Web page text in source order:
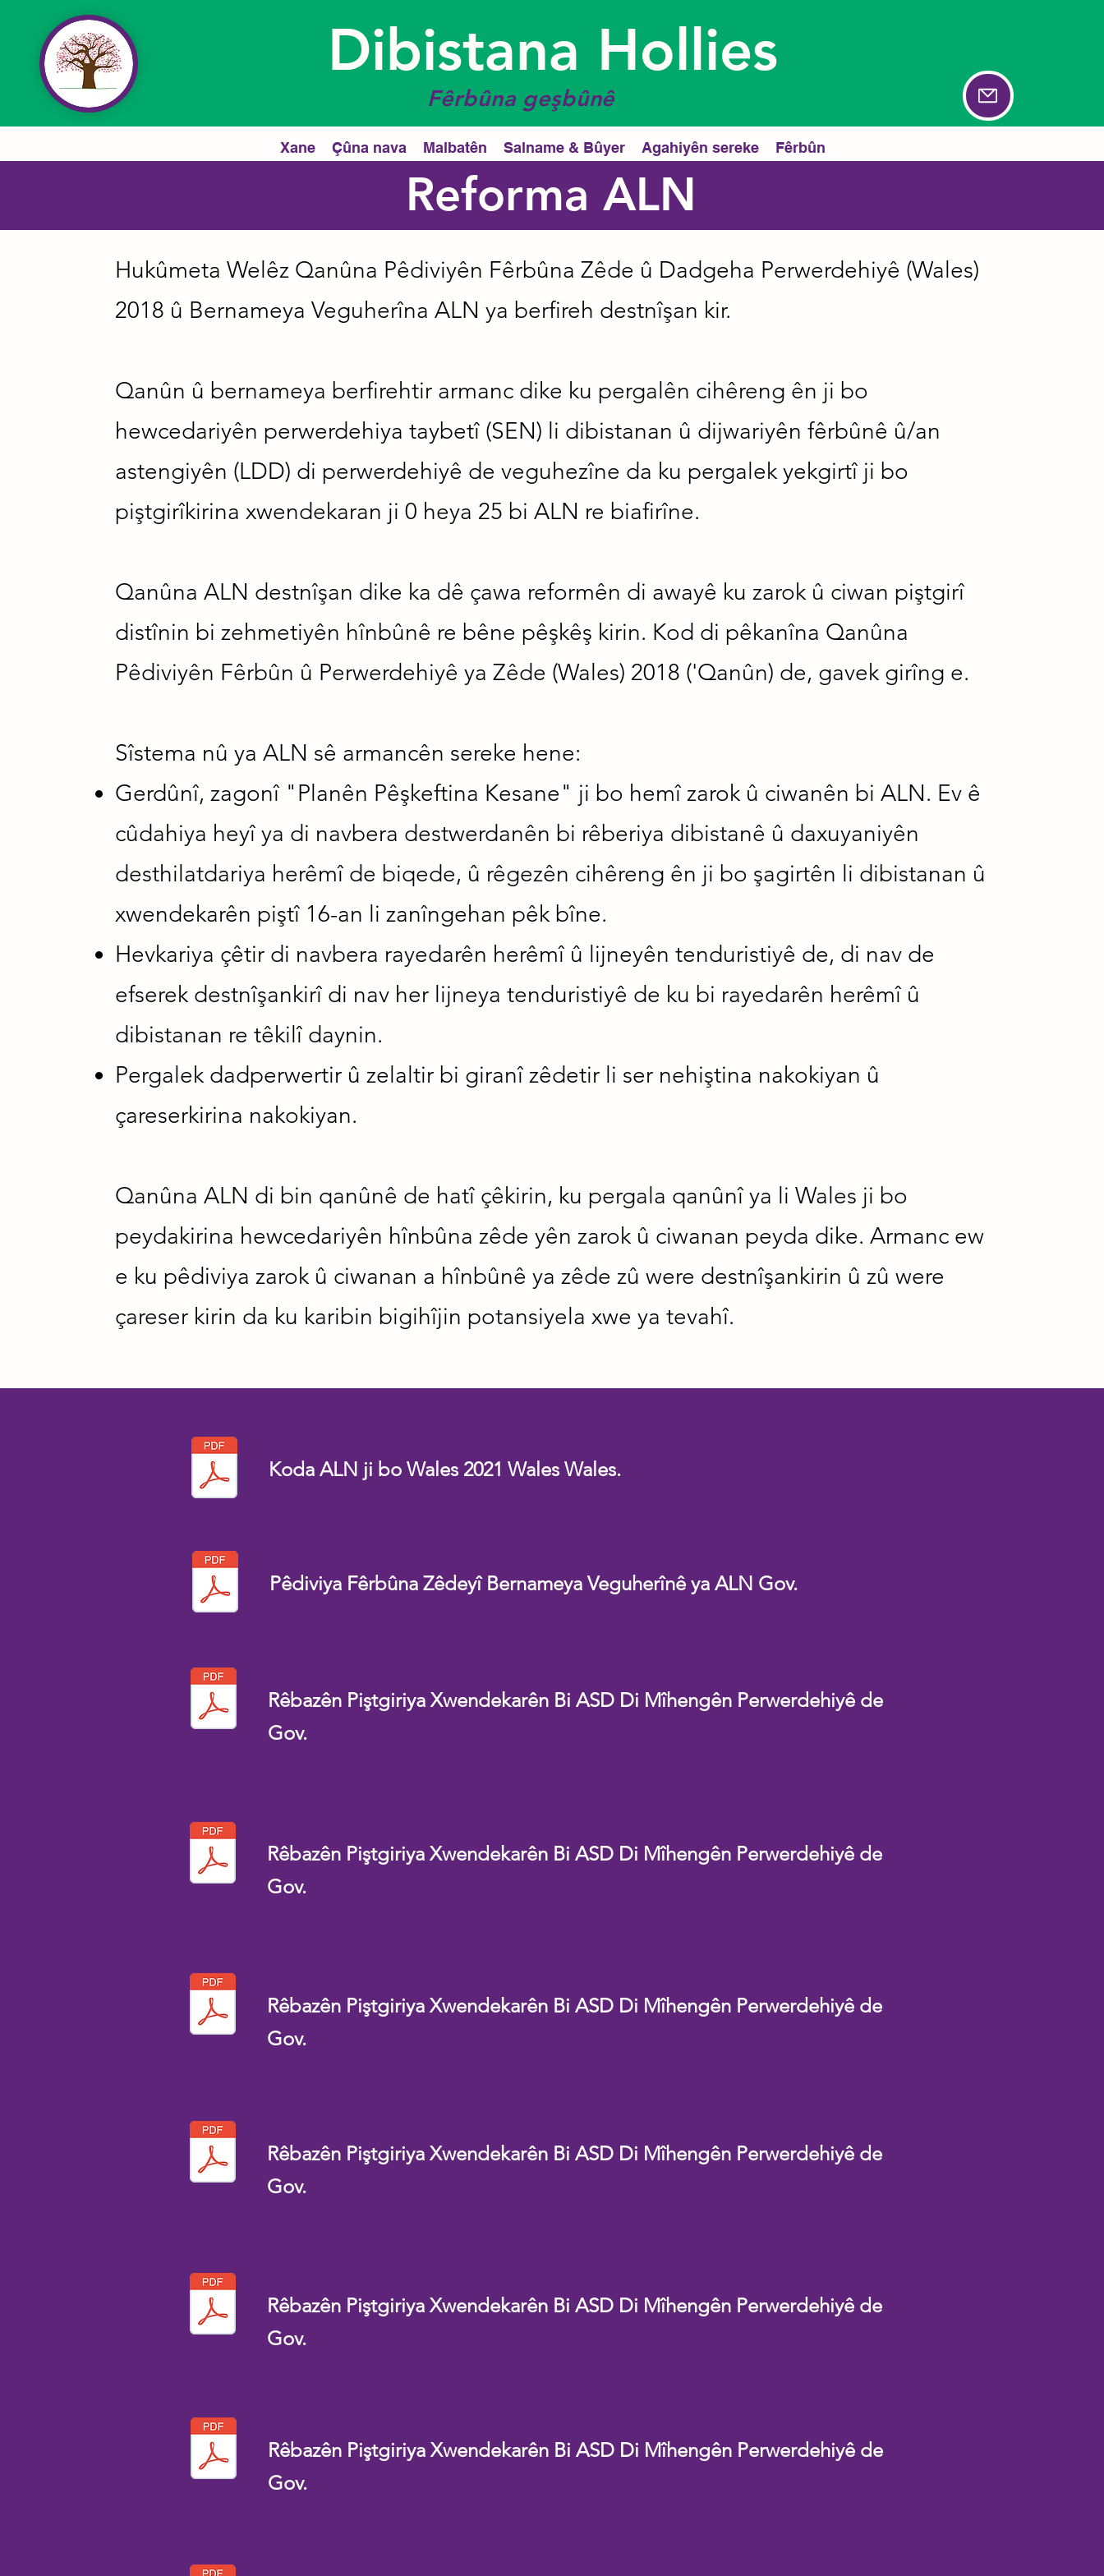
Fêrbûna geşbûnê
Dibistana Hollies
Xane Çûna nava Malbatên Salname & Bûyer Agahiyên sereke Fêrbûn
Reforma ALN
Hukûmeta Welêz Qanûna Pêdiviyên Fêrbûna Zêde û Dadgeha Perwerdehiyê (Wales)
2018 û Bernameya Veguherîna ALN ya berfireh destnîşan kir.
Qanûn û bernameya berfirehtir armanc dike ku pergalên cihêreng ên ji bo
hewcedariyên perwerdehiya taybetî (SEN) li dibistanan û dijwariyên fêrbûnê û/an
astengiyên (LDD) di perwerdehiyê de veguhezîne da ku pergalek yekgirtî ji bo
piştgirîkirina xwendekaran ji 0 heya 25 bi ALN re biafirîne.
Qanûna ALN destnîşan dike ka dê çawa reformên di awayê ku zarok û ciwan piştgirî
distînin bi zehmetiyên hînbûnê re bêne pêşkêş kirin. Kod di pêkanîna Qanûna
Pêdiviyên Fêrbûn û Perwerdehiyê ya Zêde (Wales) 2018 ('Qanûn) de, gavek girîng e.
Sîstema nû ya ALN sê armancên sereke hene:
Gerdûnî, zagonî "Planên Pêşkeftina Kesane" ji bo hemî zarok û ciwanên bi ALN. Ev ê
cûdahiya heyî ya di navbera destwerdanên bi rêberiya dibistanê û daxuyaniyên
desthilatdariya herêmî de biqede, û rêgezên cihêreng ên ji bo şagirtên li dibistanan û
xwendekarên piştî 16-an li zanîngehan pêk bîne.
Hevkariya çêtir di navbera rayedarên herêmî û lijneyên tenduristiyê de, di nav de
efserek destnîşankirî di nav her lijneya tenduristiyê de ku bi rayedarên herêmî û
dibistanan re têkilî daynin.
Pergalek dadperwertir û zelaltir bi giranî zêdetir li ser nehiştina nakokiyan û
çareserkirina nakokiyan.
Qanûna ALN di bin qanûnê de hatî çêkirin, ku pergala qanûnî ya li Wales ji bo
peydakirina hewcedariyên hînbûna zêde yên zarok û ciwanan peyda dike. Armanc ew
e ku pêdiviya zarok û ciwanan a hînbûnê ya zêde zû were destnîşankirin û zû were
çareser kirin da ku karibin bigihîjin potansiyela xwe ya tevahî.
Koda ALN ji bo Wales 2021 Wales Wales.
Pêdiviya Fêrbûna Zêdeyî Bernameya Veguherînê ya ALN Gov.
Rêbazên Piştgiriya Xwendekarên Bi ASD Di Mîhengên Perwerdehiyê de
Gov.
Rêbazên Piştgiriya Xwendekarên Bi ASD Di Mîhengên Perwerdehiyê de
Gov.
Rêbazên Piştgiriya Xwendekarên Bi ASD Di Mîhengên Perwerdehiyê de
Gov.
Rêbazên Piştgiriya Xwendekarên Bi ASD Di Mîhengên Perwerdehiyê de
Gov.
Rêbazên Piştgiriya Xwendekarên Bi ASD Di Mîhengên Perwerdehiyê de
Gov.
Rêbazên Piştgiriya Xwendekarên Bi ASD Di Mîhengên Perwerdehiyê de
Gov.